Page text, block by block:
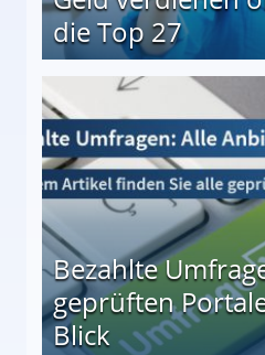
die Top 27
Bezahlte
geprüften
Blick